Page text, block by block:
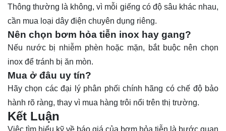
Thông thường là không, vì mỗi giếng có độ sâu khác nhau,
cần mua loại dây điện chuyên dụng riêng.
Nên chọn bơm hỏa tiễn inox hay gang?
Nếu nước bị nhiễm phèn hoặc mặn, bắt buộc nên chọn
inox để tránh bị ăn mòn.
Mua ở đâu uy tín?
Hãy chọn các đại lý phân phối chính hãng có chế độ bảo
hành rõ ràng, thay vì mua hàng trôi nổi trên thị trường.
Kết Luận
Việc tìm hiểu kỹ về báo giá của bơm hỏa tiễn là bước quan